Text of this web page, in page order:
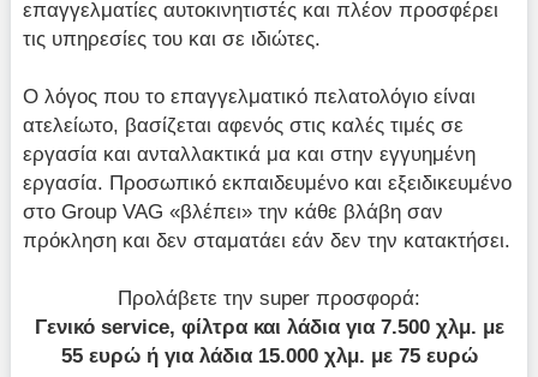
επαγγελματίες αυτοκινητιστές και πλέον προσφέρει
τις υπηρεσίες του και σε ιδιώτες.
Ο λόγος που το επαγγελματικό πελατολόγιο είναι
ατελείωτο, βασίζεται αφενός στις καλές τιμές σε
εργασία και ανταλλακτικά μα και στην εγγυημένη
εργασία. Προσωπικό εκπαιδευμένο και εξειδικευμένο
στο Group VAG «βλέπει» την κάθε βλάβη σαν
πρόκληση και δεν σταματάει εάν δεν την κατακτήσει.
Προλάβετε την super προσφορά:
Γενικό service, φίλτρα και λάδια για 7.500 χλμ. με
55 ευρώ ή για λάδια 15.000 χλμ. με 75 ευρώ